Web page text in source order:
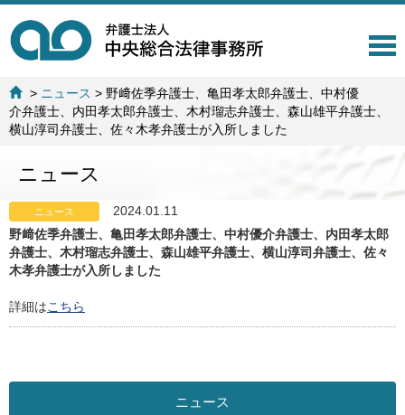
T
a
t
> ニュース > 野﨑佐季弁護士、亀田孝太郎弁護士、中村優
介弁護士、内田孝太郎弁護士、木村瑠志弁護士、森山雄平弁護士、
横山淳司弁護士、佐々木孝弁護士が入所しました
ニュース
ニュース
2024.01.11
野﨑佐季弁護士、亀田孝太郎弁護士、中村優介弁護士、内田孝太郎
弁護士、木村瑠志弁護士、森山雄平弁護士、横山淳司弁護士、佐々
木孝弁護士が入所しました
詳細はこちら
ニュース